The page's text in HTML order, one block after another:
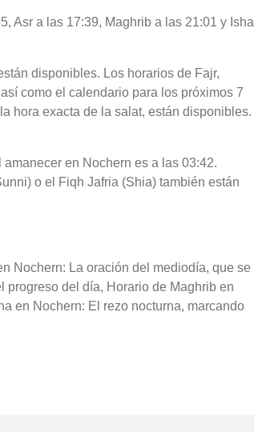
Asr a las 17:39, Maghrib a las 21:01 y Isha
disponibles. Los horarios de Fajr,
como el calendario para los próximos 7
hora exacta de la salat, están disponibles.
en Nochern es a las 03:42.
o el Fiqh Jafria (Shia) también están
Nochern: La oración del mediodía, que se
progreso del día, Horario de Maghrib en
en Nochern: El rezo nocturna, marcando